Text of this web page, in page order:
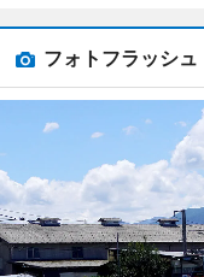
フォトフラッシュ